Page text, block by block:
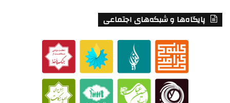
پایگاه‌ها و شبکه‌های اجتماعی